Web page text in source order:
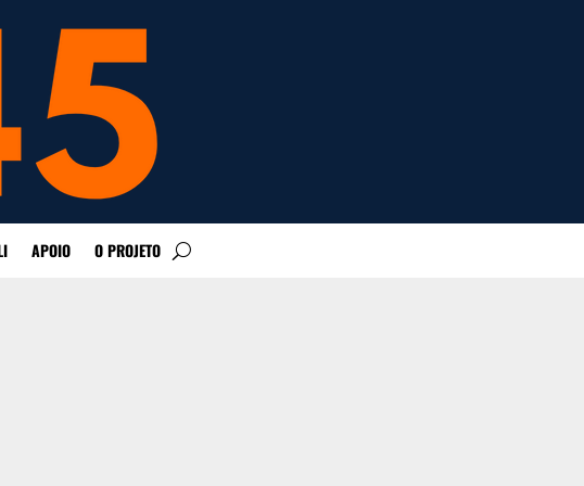
APOIO O PROJETO